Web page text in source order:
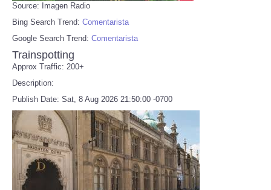
Source: Imagen Radio
Bing Search Trend: Comentarista
Google Search Trend: Comentarista
Trainspotting
Approx Traffic: 200+
Description:
Publish Date: Sat, 8 Aug 2026 21:50:00 -0700